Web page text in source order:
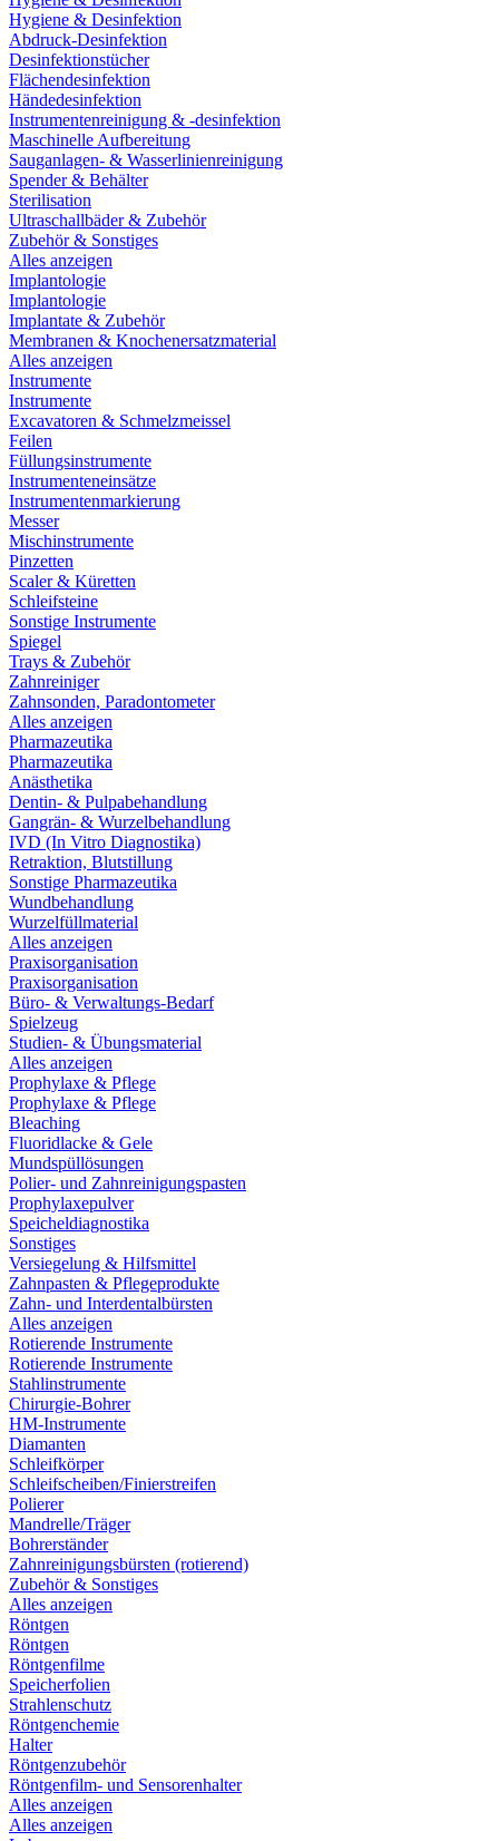
Hygiene & Desinfektion
Abdruck-Desinfektion
Desinfektionstücher
Flächendesinfektion
Händedesinfektion
Instrumentenreinigung & -desinfektion
Maschinelle Aufbereitung
Sauganlagen- & Wasserlinienreinigung
Spender & Behälter
Sterilisation
Ultraschallbäder & Zubehör
Zubehör & Sonstiges
Alles anzeigen
Implantologie
Implantologie
Implantate & Zubehör
Membranen & Knochenersatzmaterial
Alles anzeigen
Instrumente
Instrumente
Excavatoren & Schmelzmeissel
Feilen
Füllungsinstrumente
Instrumenteneinsätze
Instrumentenmarkierung
Messer
Mischinstrumente
Pinzetten
Scaler & Küretten
Schleifsteine
Sonstige Instrumente
Spiegel
Trays & Zubehör
Zahnreiniger
Zahnsonden, Paradontometer
Alles anzeigen
Pharmazeutika
Pharmazeutika
Anästhetika
Dentin- & Pulpabehandlung
Gangrän- & Wurzelbehandlung
IVD (In Vitro Diagnostika)
Retraktion, Blutstillung
Sonstige Pharmazeutika
Wundbehandlung
Wurzelfüllmaterial
Alles anzeigen
Praxisorganisation
Praxisorganisation
Büro- & Verwaltungs-Bedarf
Spielzeug
Studien- & Übungsmaterial
Alles anzeigen
Prophylaxe & Pflege
Prophylaxe & Pflege
Bleaching
Fluoridlacke & Gele
Mundspüllösungen
Polier- und Zahnreinigungspasten
Prophylaxepulver
Speicheldiagnostika
Sonstiges
Versiegelung & Hilfsmittel
Zahnpasten & Pflegeprodukte
Zahn- und Interdentalbürsten
Alles anzeigen
Rotierende Instrumente
Rotierende Instrumente
Stahlinstrumente
Chirurgie-Bohrer
HM-Instrumente
Diamanten
Schleifkörper
Schleifscheiben/Finierstreifen
Polierer
Mandrelle/Träger
Bohrerständer
Zahnreinigungsbürsten (rotierend)
Zubehör & Sonstiges
Alles anzeigen
Röntgen
Röntgen
Röntgenfilme
Speicherfolien
Strahlenschutz
Röntgenchemie
Halter
Röntgenzubehör
Röntgenfilm- und Sensorenhalter
Alles anzeigen
Alles anzeigen